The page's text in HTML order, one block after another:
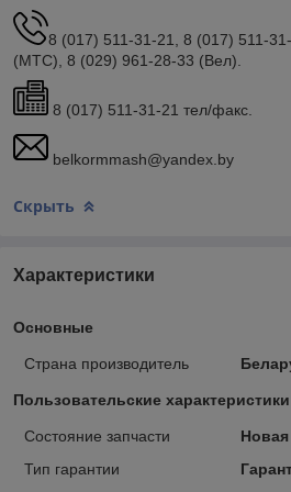
8 (017) 511-31-21, 8 (017) 511-
(МТС), 8 (029) 961-28-33 (Вел).
8 (017) 511-31-21 тел/факс.
belkormmash@yandex.by
Скрыть
Характеристики
Основные
Страна производитель
Пользовательские характеристики
Состояние запчасти
Новая
Тип гарантии